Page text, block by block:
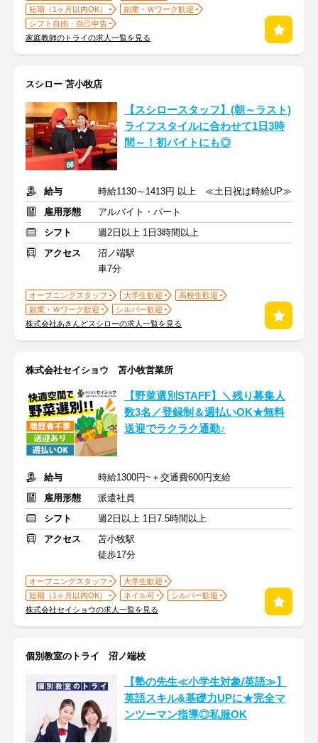
短期（1ヶ月以内OK）
副業・Ｗワーク歓迎
シフト自由・自己申告
家庭教師のトライの求人一覧を見る
スシロー 苫小牧店
【スシロースタッフ】(朝～ラスト)
ライフスタイルに合わせて1日3時
間～！初バイトにも◎
給与
時給1130～1413円 以上 ≪土日祝は時給UP≫
雇用形態
アルバイト・パート
シフト
週2日以上 1日3時間以上
アクセス
沼ノ端駅
車7分
オープニングスタッフ 大学生歓迎
高校生歓迎
副業・Ｗワーク歓迎
シルバー歓迎
株式会社あきんどスシローの求人一覧を見る
株式会社セイショウ 苫小牧営業所
【野菜選別STAFF】＼残り募集人
数3名／登録制＆週払いOK★無料
送迎でラクラク通勤♪
給与
時給1300円~＋交通費600円支給
雇用形態
派遣社員
シフト
週2日以上 1日7.5時間以上
アクセス
苫小牧駅
徒歩17分
オープニングスタッフ
大学生歓迎
短期（1ヶ月以内OK）
ネイル可
シルバー歓迎
株式会社セイショウの求人一覧を見る
個別教室のトライ 沼ノ端校
【塾の先生≪小学生対象/英語≫】
英語スキル&基礎力UPに★完全マ
ンツーマン指導◎私服OK